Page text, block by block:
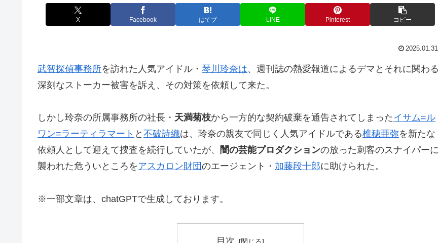
X Facebook はてブ LINE Pinterest コピー
2025.01.31
武智探偵事務所を訪れた人気アイドル・ 琴川玲奈は、週刊誌の熱愛報道によるデマとそれに関わる
深刻なストーカー被害を訴え、その対策を依頼して来た。
しかし玲奈の所属事務所の社長・ 天満菊枝から一方的な契約破棄を通告されてしまった イサム=ル
ワン=ラーティラマート と 不破詩織は、玲奈の親友で同じく人気アイドルである椎穂亜弥を新たな
依頼人として迎えて捜査を続行していたが、 闇の芸能プロダクションの放った刺客のスナイパーに
襲われた危ういところをアスカロン財団のエージェント・ 加藤段十郎に助けられた。
※一部文章は、chatGPTで生成しております。